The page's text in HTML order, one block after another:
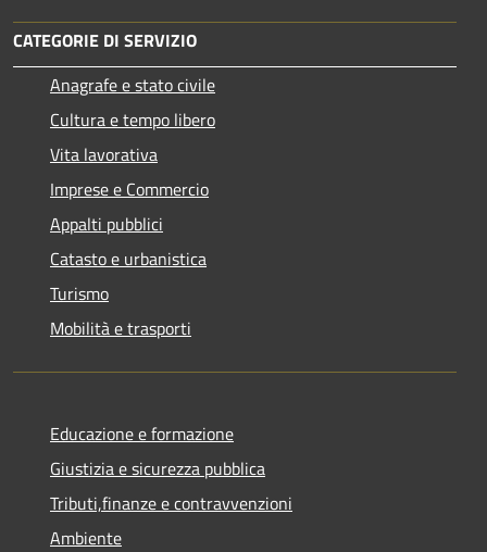
CATEGORIE DI SERVIZIO
Anagrafe e stato civile
Cultura e tempo libero
Vita lavorativa
Imprese e Commercio
Appalti pubblici
Catasto e urbanistica
Turismo
Mobilità e trasporti
Educazione e formazione
Giustizia e sicurezza pubblica
Tributi,finanze e contravvenzioni
Ambiente